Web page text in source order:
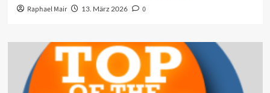
Raphael Mair 13. März 2026 0